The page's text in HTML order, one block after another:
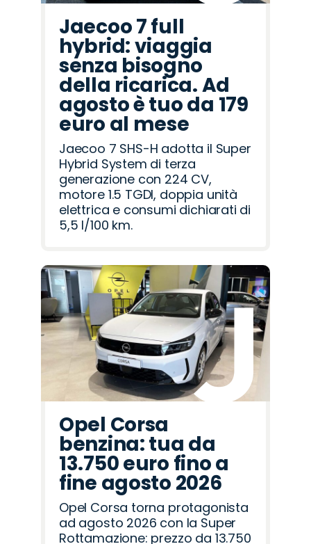
Jaecoo 7 full
hybrid: viaggia
senza bisogno
della ricarica. Ad
agosto è tuo da 179
euro al mese
Jaecoo 7 SHS-H adotta il Super
Hybrid System di terza
generazione con 224 CV,
motore 1.5 TGDI, doppia unità
elettrica e consumi dichiarati di
5,5 l/100 km.
Opel Corsa
benzina: tua da
13.750 euro fino a
fine agosto 2026
Opel Corsa torna protagonista
ad agosto 2026 con la Super
Rottamazione: prezzo da 13.750